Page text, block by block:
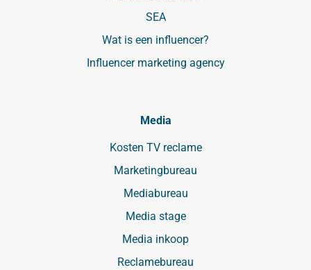
SEA
Wat is een influencer?
Influencer marketing agency
Media
Kosten TV reclame
Marketingbureau
Mediabureau
Media stage
Media inkoop
Reclamebureau